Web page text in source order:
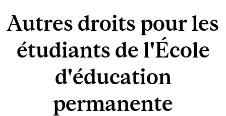
Autres droits pour les
étudiants de l'École
d'éducation
permanente